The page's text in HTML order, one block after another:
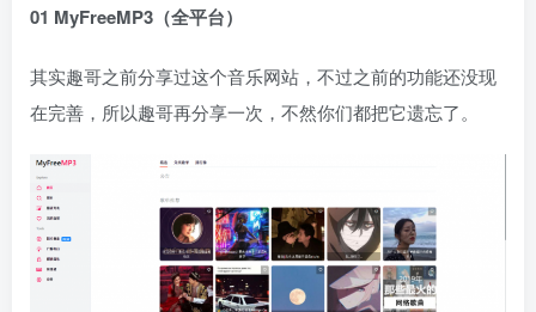
01 MyFreeMP3（全平台）
其实趣哥之前分享过这个音乐网站，不过之前的功能还没现
在完善，所以趣哥再分享一次，不然你们都把它遗忘了。